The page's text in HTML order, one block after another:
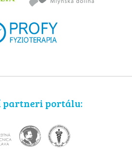
partneri portálu: